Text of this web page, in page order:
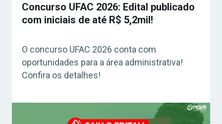
Concurso UFAC 2026: Edital publicado
com iniciais de até R$ 5,2mil!
O concurso UFAC 2026 conta com
oportunidades para a área administrativa!
Confira os detalhes!